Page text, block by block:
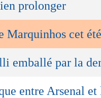
prolonger
Marquinhos cet
emballé par la
entre Arsenal et